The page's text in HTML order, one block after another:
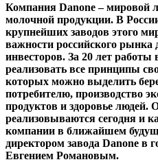
Компания Danone – мировой
молочной продукции. В
крупнейших заводов этого
важности российского рынка
инвесторов. За 20 лет работы
реализовать все принципы
которых можно выделить
потребителю, производство
продуктов и здоровье
реализовываются сегодня и
компании в ближайшем
директором завода Danone в
Евгением Романовым.